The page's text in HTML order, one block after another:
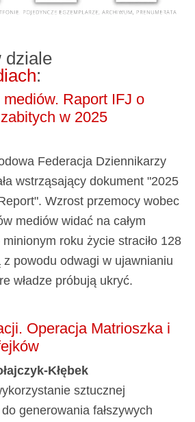
dziale
:
Raport IFJ o
w 2025
Federacja Dziennikarzy
wstrząsający dokument "2025
Wzrost przemocy wobec
mediów widać na całym
roku życie straciło 128
z powodu odwagi w ujawnianiu
władze próbują ukryć.
Operacja Matrioszka i
Kłębek
sztucznej
generowania fałszywych